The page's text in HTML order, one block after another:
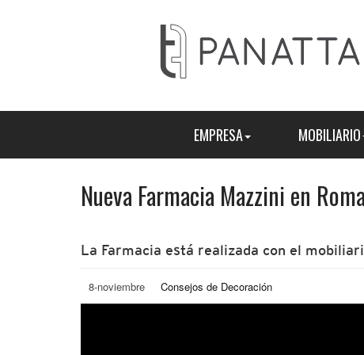
EMPRESA MOBILIARIO
Nueva Farmacia Mazzini en
La Farmacia está realizada con el
8-noviembre Consejos de Decoración